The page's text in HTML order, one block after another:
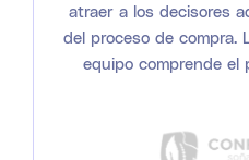
atraer a los decisores
del proceso de compra.
equipo comprende el